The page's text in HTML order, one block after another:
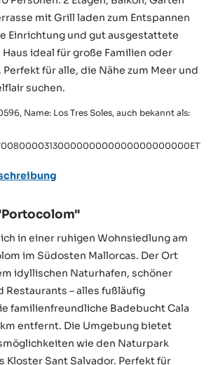
mit Grill laden zum Entspannen
Einrichtung und gut ausgestattete
Haus ideal für große Familien oder
für alle, die Nähe zum Meer und
suchen.
Name: Los Tres Soles, auch bekannt als:
in einer ruhigen Wohnsiedlung am
im Südosten Mallorcas. Der Ort
idyllischen Naturhafen, schöner
Restaurants – alles fußläufig
familienfreundliche Badebucht Cala
km entfernt. Die Umgebung bietet
wie den Naturpark
Kloster Sant Salvador. Perfekt für